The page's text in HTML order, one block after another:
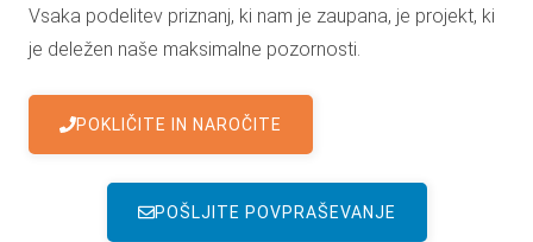
Vsaka podelitev priznanj, ki nam je zaupana, je projekt, ki
je deležen naše maksimalne pozornosti.
POKLIČITE IN NAROČITE
POŠLJITE POVPRAŠEVANJE